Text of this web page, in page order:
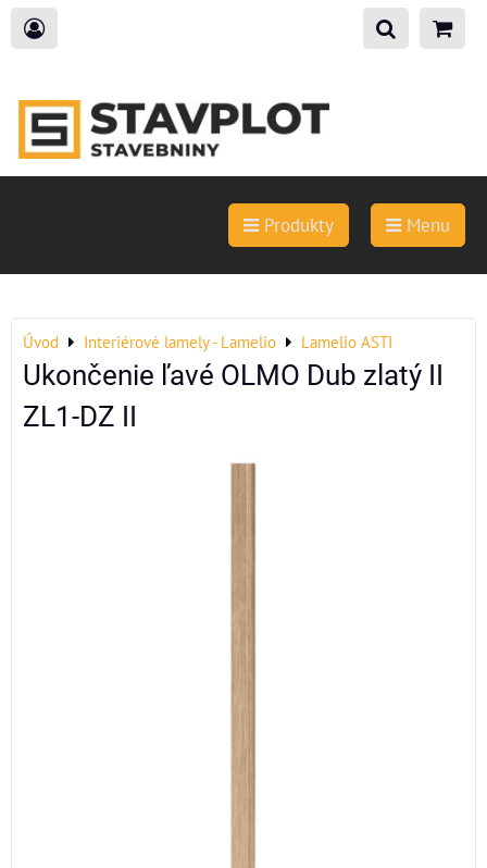
Produkty Menu
Úvod Interiérové lamely - Lamelio Lamelio ASTI
Ukončenie ľavé OLMO Dub zlatý II
ZL1-DZ II